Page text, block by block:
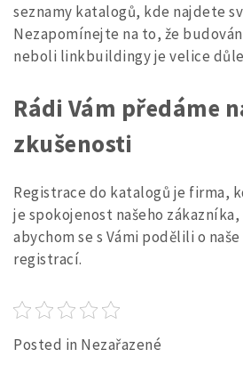
seznamy katalogů, kde najdete
Nezapomínejte na to, že
neboli linkbuildingy je velice
Rádi Vám předáme
zkušenosti
Registrace do katalogů je firma,
je spokojenost našeho
abychom se s Vámi podělili o
registrací.
Posted in Nezařazené